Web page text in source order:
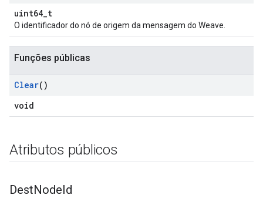
uint64_t
O identificador do nó de origem da mensagem do Weave.
Funções públicas
Clear()
void
Atributos públicos
DestNodeId